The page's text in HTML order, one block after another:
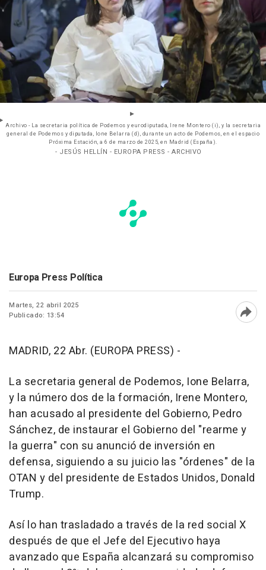
Archivo - La secretaria política de Podemos y eurodiputada, Irene Montero (i), y la secretaria
general de Podemos y diputada, Ione Belarra (d), durante un acto de Podemos, en el espacio
Próxima Estación, a 6 de marzo de 2025, en Madrid (España).
- JESÚS HELLÍN - EUROPA PRESS - ARCHIVO
Europa Press Política
Martes, 22 abril 2025
Publicado: 13:54
MADRID, 22 Abr. (EUROPA PRESS) -
La secretaria general de Podemos, Ione Belarra,
y la número dos de la formación, Irene Montero,
han acusado al presidente del Gobierno, Pedro
Sánchez, de instaurar el Gobierno del "rearme y
la guerra" con su anunció de inversión en
defensa, siguiendo a su juicio las "órdenes" de la
OTAN y del presidente de Estados Unidos, Donald
Trump.
Así lo han trasladado a través de la red social X
después de que el Jefe del Ejecutivo haya
avanzado que España alcanzará su compromiso